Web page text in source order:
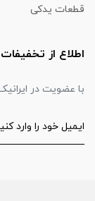
قطعات یدکی
اطلاع از تخفیفات
با عضویت در